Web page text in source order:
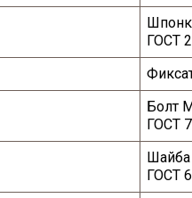
ГОСТ
Болт
ГОСТ
ГОСТ